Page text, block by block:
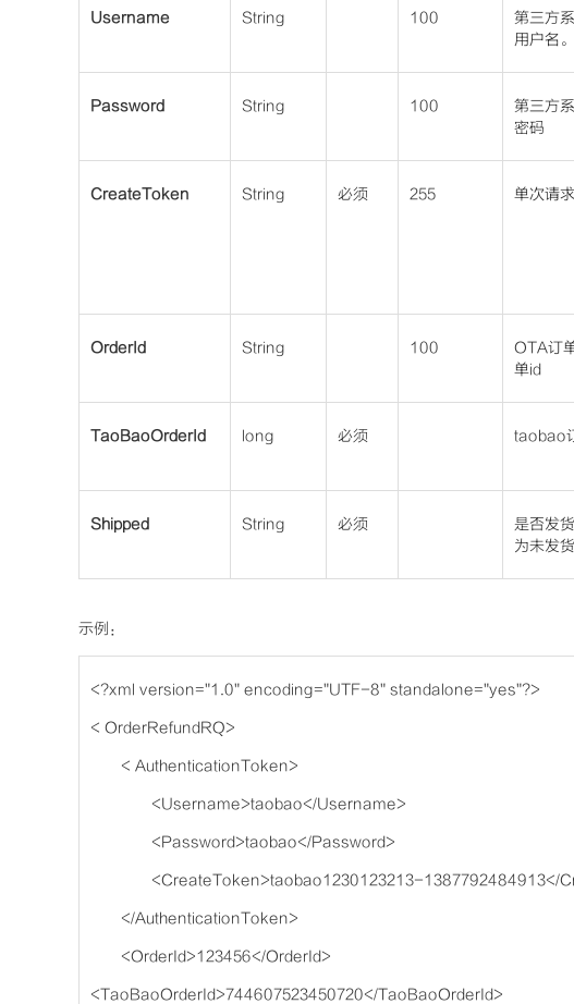
Username String 100
第三方
用户名。
Password String 100
第三方
密码
CreateToken String 必须 255 单次请
OrderId String 100
OTA订
单id
TaoBaoOrderId long 必须 taobao
Shipped String 必须
是否发
为未发货
示例：
<?xml version="1.0" encoding="UTF-8" standalone="yes"?>
< OrderRefundRQ>
< AuthenticationToken>
<Username>taobao</Username>
<Password>taobao</Password>
<CreateToken>taobao1230123213-1387792484913</
</AuthenticationToken>
<OrderId>123456</OrderId>
<TaoBaoOrderId>744607523450720</TaoBaoOrderId>